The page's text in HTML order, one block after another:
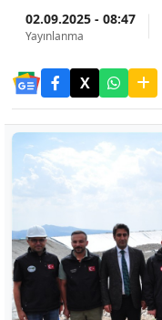
02.09.2025 - 08:47
Yayınlanma